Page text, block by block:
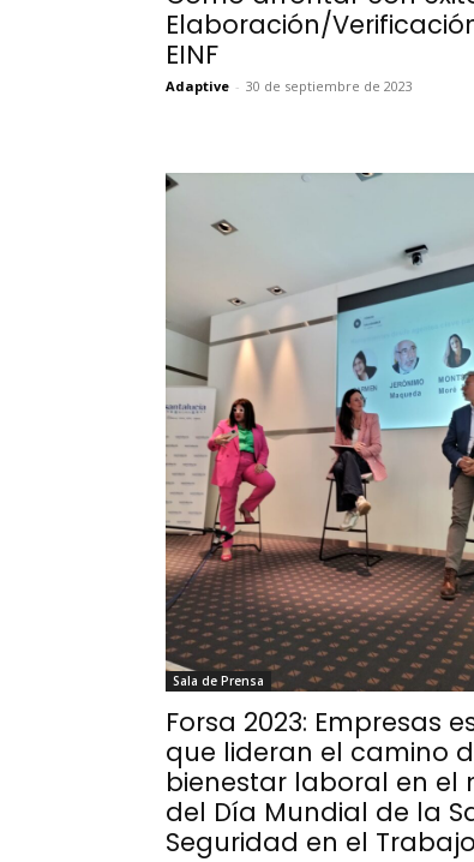
Elaboración/
EINF
Adaptive - 30 de septiembre de 2023
Sala de Prensa
Forsa 2023: Empresas
que lideran el camino
bienestar laboral en el
del Día Mundial de la
Seguridad en el Trabajo